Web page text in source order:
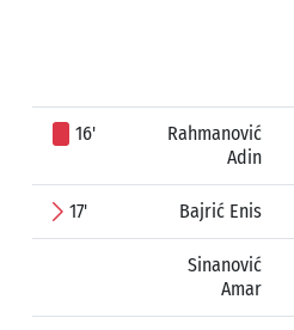
16'
Rahmanović
Adin
17' Bajrić Enis
Sinanović
Amar